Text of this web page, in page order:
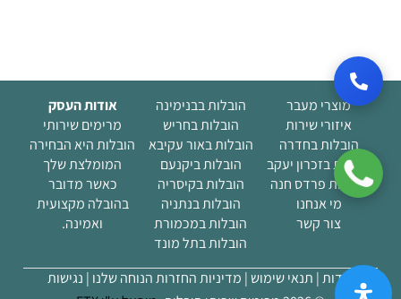
מוצרי מעבר
איזורי שירות
הובלות בחדרה
הובלות בזכרון יעקב
הובלות פרדס חנה
מי אנחנו
צור קשר
(current)
הובלות בבנימינה
הובלות בחריש
הובלות באור עקיבא
הובלות ביקנעם
הובלות בקיסריה
הובלות בנתניה
הובלות במכמורת
הובלות בתל מונד
אודות העסק
מרימים שירותי
הובלות היא הבחירה
המומלצת שלך
כאשר מדובר
בהובלה מקצועית
ואמינה.
אודות | תנאי שימוש | מדיניות החזרות הנוחה שלנו | נגישות